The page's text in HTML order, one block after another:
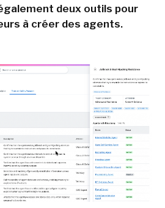
deux outils pour
à créer des agents.